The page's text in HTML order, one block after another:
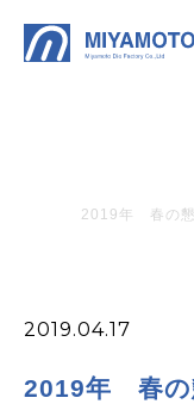
2019年 春の懇
2019.04.17
2019年 春の